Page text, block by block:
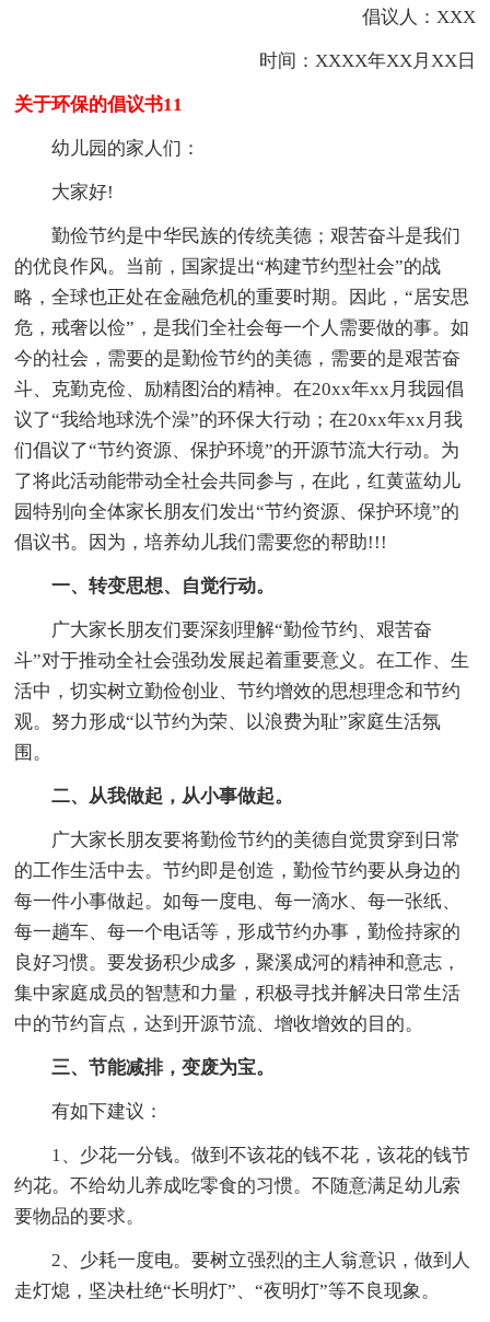
倡议人：XXX
时间：XXXX年XX月XX日
关于环保的倡议书11
幼儿园的家人们：
大家好!
勤俭节约是中华民族的传统美德；艰苦奋斗是我们
的优良作风。当前，国家提出“构建节约型社会”的战
略，全球也正处在金融危机的重要时期。因此，“居安思
危，戒奢以俭”，是我们全社会每一个人需要做的事。如
今的社会，需要的是勤俭节约的美德，需要的是艰苦奋
斗、克勤克俭、励精图治的精神。在20xx年xx月我园倡
议了“我给地球洗个澡”的环保大行动；在20xx年xx月我
们倡议了“节约资源、保护环境”的开源节流大行动。为
了将此活动能带动全社会共同参与，在此，红黄蓝幼儿
园特别向全体家长朋友们发出“节约资源、保护环境”的
倡议书。因为，培养幼儿我们需要您的帮助!!!
一、转变思想、自觉行动。
广大家长朋友们要深刻理解“勤俭节约、艰苦奋
斗”对于推动全社会强劲发展起着重要意义。在工作、生
活中，切实树立勤俭创业、节约增效的思想理念和节约
观。努力形成“以节约为荣、以浪费为耻”家庭生活氛
围。
二、从我做起，从小事做起。
广大家长朋友要将勤俭节约的美德自觉贯穿到日常
的工作生活中去。节约即是创造，勤俭节约要从身边的
每一件小事做起。如每一度电、每一滴水、每一张纸、
每一趟车、每一个电话等，形成节约办事，勤俭持家的
良好习惯。要发扬积少成多，聚溪成河的精神和意志，
集中家庭成员的智慧和力量，积极寻找并解决日常生活
中的节约盲点，达到开源节流、增收增效的目的。
三、节能减排，变废为宝。
有如下建议：
1、少花一分钱。做到不该花的钱不花，该花的钱节
约花。不给幼儿养成吃零食的习惯。不随意满足幼儿索
要物品的要求。
2、少耗一度电。要树立强烈的主人翁意识，做到人
走灯熄，坚决杜绝“长明灯”、“夜明灯”等不良现象。